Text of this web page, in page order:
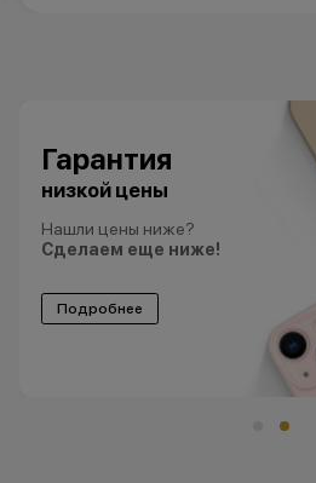
Гарантия
низкой цены
Нашли цены ниже?
Сделаем еще ниже!
Подробнее